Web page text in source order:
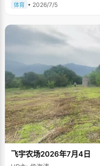
体育 • 2026/7/5
飞宇农场2026年7月4日